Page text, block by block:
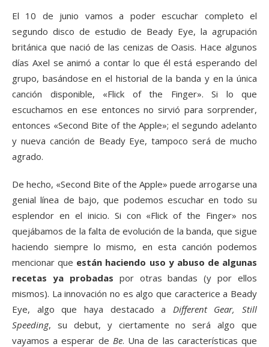
El 10 de junio vamos a poder escuchar completo el
segundo disco de estudio de Beady Eye, la agrupación
británica que nació de las cenizas de Oasis. Hace algunos
días Axel se animó a contar lo que él está esperando del
grupo, basándose en el historial de la banda y en la única
canción disponible, «Flick of the Finger». Si lo que
escuchamos en ese entonces no sirvió para sorprender,
entonces «Second Bite of the Apple»; el segundo adelanto
y nueva canción de Beady Eye, tampoco será de mucho
agrado.
De hecho, «Second Bite of the Apple» puede arrogarse una
genial línea de bajo, que podemos escuchar en todo su
esplendor en el inicio. Si con «Flick of the Finger» nos
quejábamos de la falta de evolución de la banda, que sigue
haciendo siempre lo mismo, en esta canción podemos
mencionar que están haciendo uso y abuso de algunas
recetas ya probadas por otras bandas (y por ellos
mismos). La innovación no es algo que caracterice a Beady
Eye, algo que haya destacado a Different Gear, Still
Speeding, su debut, y ciertamente no será algo que
vayamos a esperar de Be. Una de las características que